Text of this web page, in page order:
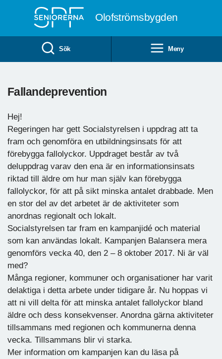
Olofströmsbygden
Sök Meny
Fallandeprevention
Hej!
Regeringen har gett Socialstyrelsen i uppdrag att ta
fram och genomföra en utbildningsinsats för att
förebygga fallolyckor. Uppdraget består av två
deluppdrag varav den ena är en informationsinsats
riktad till äldre om hur man själv kan förebygga
fallolyckor, för att på sikt minska antalet drabbade. Men
en stor del av det arbetet är de aktiviteter som
anordnas regionalt och lokalt.
Socialstyrelsen tar fram en kampanjidé och material
som kan användas lokalt. Kampanjen Balansera mera
genomförs vecka 40, den 2 – 8 oktober 2017. Ni är väl
med?
Många regioner, kommuner och organisationer har varit
delaktiga i detta arbete under tidigare år. Nu hoppas vi
att ni vill delta för att minska antalet fallolyckor bland
äldre och dess konsekvenser. Anordna gärna aktiviteter
tillsammans med regionen och kommunerna denna
vecka. Tillsammans blir vi starka.
Mer information om kampanjen kan du läsa på